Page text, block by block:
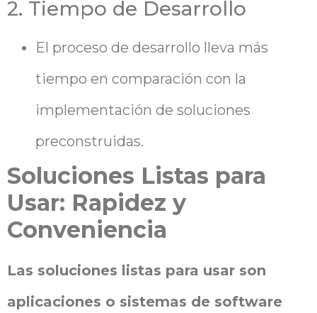
2. Tiempo de Desarrollo
El proceso de desarrollo lleva más
tiempo en comparación con la
implementación de soluciones
preconstruidas.
Soluciones Listas para
Usar: Rapidez y
Conveniencia
Las soluciones listas para usar son
aplicaciones o sistemas de software